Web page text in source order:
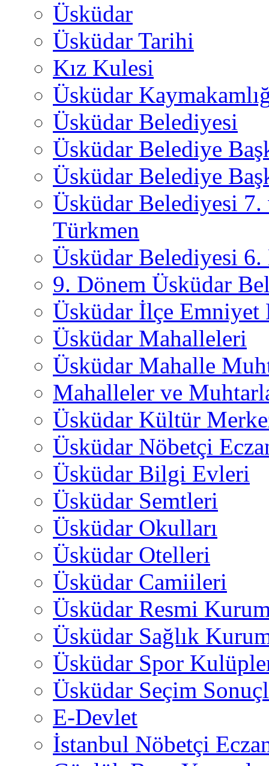
Üsküdar
Üsküdar Tarihi
Kız Kulesi
Üsküdar
Üsküdar Belediyesi
Üsküdar Belediye
Üsküdar Belediye
Üsküdar Belediyesi
Türkmen
Üsküdar Belediyesi 6.
9. Dönem Üsküdar
Üsküdar İlçe
Üsküdar Mahalleleri
Üsküdar Mahalle
Mahalleler ve
Üsküdar Kültür
Üsküdar Nöbetçi
Üsküdar Bilgi Evleri
Üsküdar Semtleri
Üsküdar Okulları
Üsküdar Otelleri
Üsküdar Camiileri
Üsküdar Resmi
Üsküdar Sağlık
Üsküdar Spor
Üsküdar Seçim
E-Devlet
İstanbul Nöbetçi